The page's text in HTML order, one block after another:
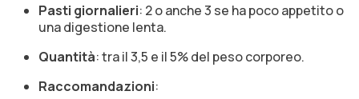
Pasti giornalieri: 2 o anche 3 se ha poco appetito o
una digestione lenta.
Quantità: tra il 3,5 e il 5% del peso corporeo.
Raccomandazioni: